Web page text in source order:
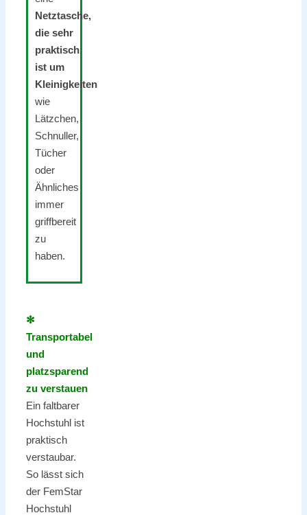
Netztasche,
die sehr
praktisch
ist um
Kleinigkeiten
wie
Lätzchen,
Schnuller,
Tücher
oder
Ähnliches
immer
griffbereit
zu
haben.
✻
Transportabel
und
platzsparend
zu verstauen
Ein faltbarer
Hochstuhl ist
praktisch
verstaubar.
So lässt sich
der FemStar
Hochstuhl